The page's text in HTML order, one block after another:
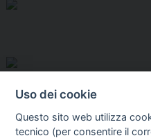
Uso dei cookie
Questo sito web utilizza
tecnico (per consentire il